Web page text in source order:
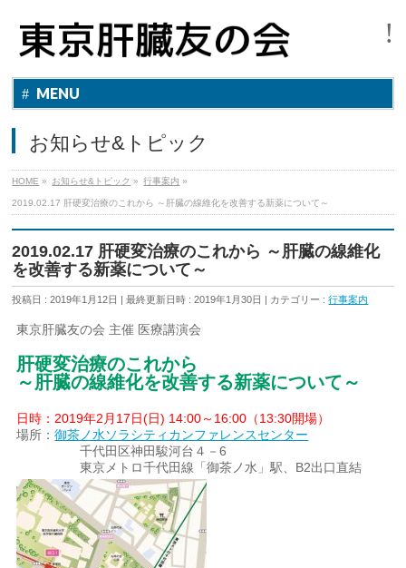
MENU
お知らせ&トピック
HOME » お知らせ&トピック » 行事案内 »
2019.02.17 肝硬変治療のこれから ～肝臓の線維化を改善する新薬について～
2019.02.17 肝硬変治療のこれから ～肝臓の線維化
を改善する新薬について～
投稿日 : 2019年1月12日 最終更新日時 : 2019年1月30日 カテゴリー :行事案内
東京肝臓友の会 主催 医療講演会
肝硬変治療のこれから
～肝臓の線維化を改善する新薬について～
日時：2019年2月17日(日) 14:00～16:00（13:30開場）
場所：御茶ノ水ソラシティカンファレンスセンター
千代田区神田駿河台４－6
東京メトロ千代田線「御茶ノ水」駅、B2出口直結